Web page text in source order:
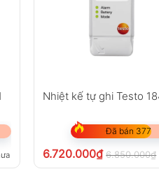
±60 ppm
1 ppm
17,000 bản ghi
USB (50,000
Sensor)
VAT 8%
Nhiệt kế tự ghi Testo
Đã bán 377
6.720.000₫ 6.850.000₫